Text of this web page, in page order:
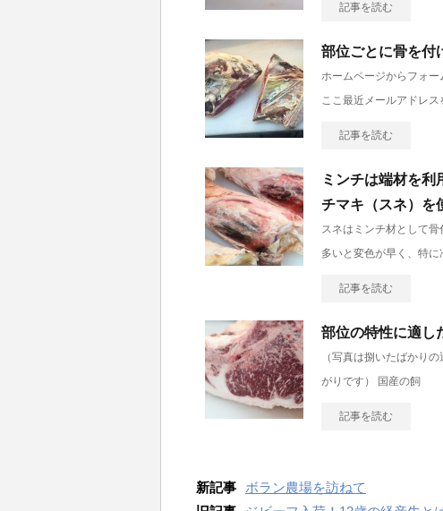
記事を読む
部位ごとに骨を付
ホームページからフォー
ここ最近メールアドレス
記事を読む
ミンチは端材を利
チマキ（スネ）を
スネはミンチ材として
多いと変色が早く、特に
記事を読む
部位の特性に適し
（写真は捌いたばかり
がりです） 国産の飼
記事を読む
新記事
ボラン農場を訪ねて